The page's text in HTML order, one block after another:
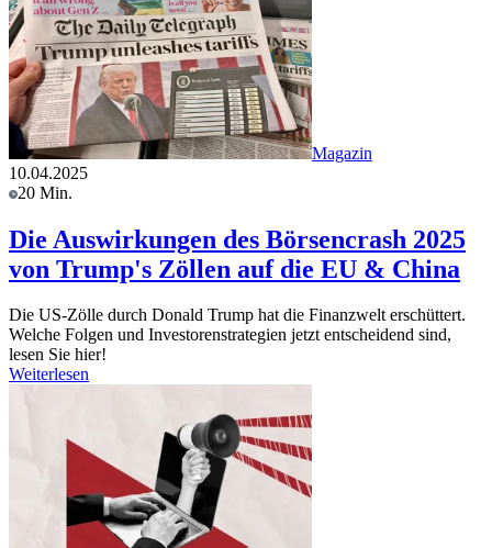
Magazin
10.04.2025
20 Min.
Die Auswirkungen des Börsencrash 2025
von Trump's Zöllen auf die EU & China
Die US-Zölle durch Donald Trump hat die Finanzwelt erschüttert.
Welche Folgen und Investorenstrategien jetzt entscheidend sind,
lesen Sie hier!
Weiterlesen